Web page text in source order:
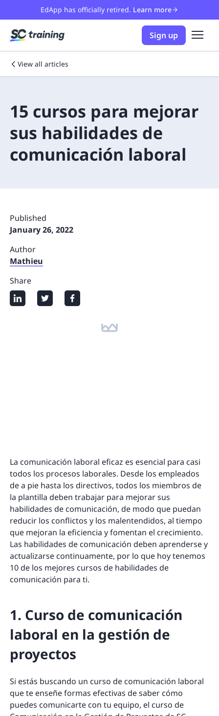
EdApp has officially retired. Learn more
Sign up
View all articles
15 cursos para mejorar
sus habilidades de
comunicación laboral
Published
January 26, 2022
Author
Mathieu
Share
La comunicación laboral eficaz es esencial para casi
todos los procesos laborales. Desde los empleados
de a pie hasta los directivos, todos los miembros de
la plantilla deben trabajar para mejorar sus
habilidades de comunicación, de modo que puedan
reducir los conflictos y los malentendidos, al tiempo
que mejoran la eficiencia y fomentan el crecimiento.
Las habilidades de comunicación deben aprenderse y
actualizarse continuamente, por lo que hoy tenemos
10 de los mejores cursos de habilidades de
comunicación para ti.
1. Curso de comunicación
laboral en la gestión de
proyectos
Si estás buscando un curso de comunicación laboral
que te enseñe formas efectivas de saber cómo
puedes comunicarte con tu equipo, el curso de